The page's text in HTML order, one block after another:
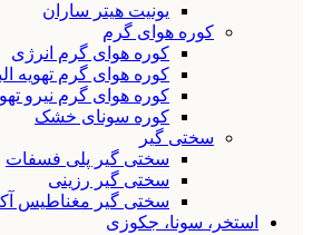
یونیت هیتر ساران
کوره هوای گرم
کوره هوای گرم انرژی
کوره هوای گرم تهویه
کوره هوای گرم نیرو
کوره سونای خشک
سختی گیر
سختی گیر پلی فسفات
سختی گیر رزینی
سختی گیر مغناطیس
استخر، سونا، جکوزی